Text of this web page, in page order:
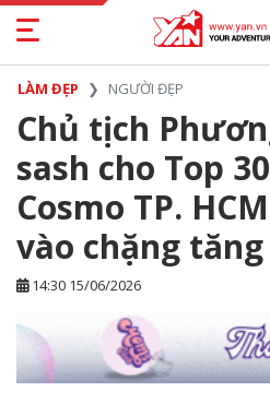
LÀM ĐẸP NGƯỜI ĐẸP
Chủ tịch
sash cho Top
Cosmo TP.
vào chặng
14:30 15/06/2026